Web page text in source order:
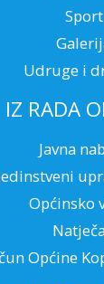
Sport
Udruge i
IZ RADA
Javna
Općinsko
Općine